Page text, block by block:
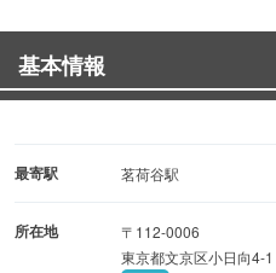
基本情報
最寄駅 茗荷谷駅
所在地
〒112-0006
東京都文京区小日向4-1